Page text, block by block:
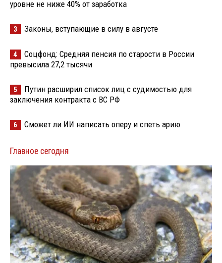
уровне не ниже 40% от заработка
3 Законы, вступающие в силу в августе
4
Соцфонд: Средняя пенсия по старости в России
превысила 27,2 тысячи
5
Путин расширил список лиц с судимостью для
заключения контракта с ВС РФ
6 Сможет ли ИИ написать оперу и спеть арию
Главное сегодня